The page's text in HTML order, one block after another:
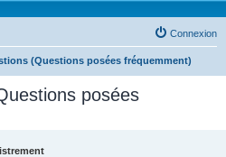
Connexion
(Questions posées fréquemment)
posées